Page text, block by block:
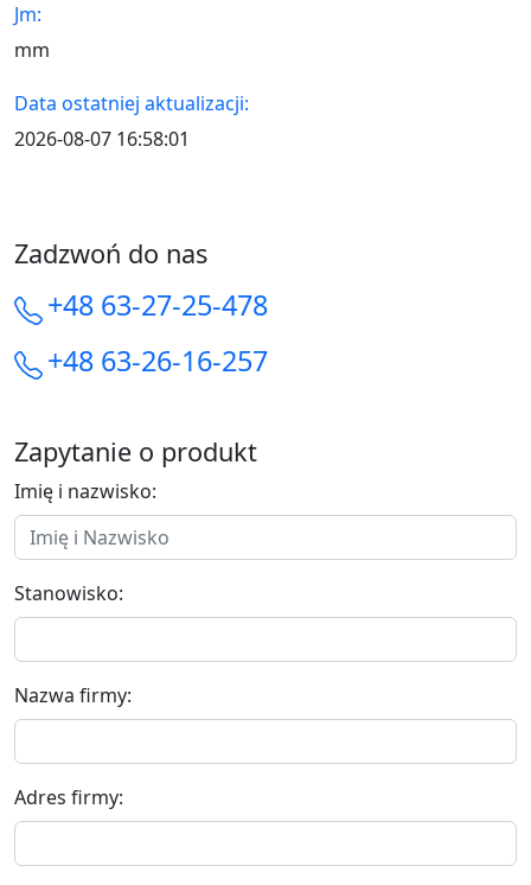
Jm:
mm
Data ostatniej aktualizacji:
2026-08-07 16:58:01
Zadzwoń do nas
+48 63-27-25-478
+48 63-26-16-257
Zapytanie o produkt
Imię i nazwisko:
Stanowisko:
Nazwa firmy:
Adres firmy: